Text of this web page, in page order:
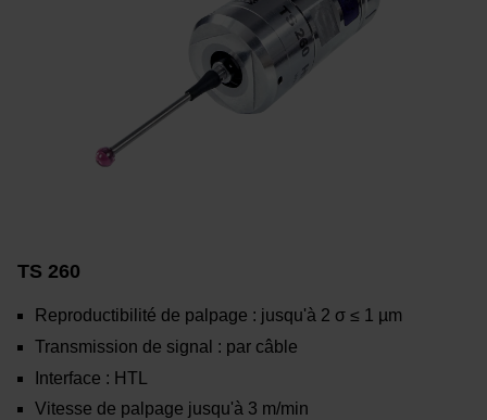
TS 260
Reproductibilité de palpage : jusqu'à 2 σ ≤ 1 µm
Transmission de signal : par câble
Interface : HTL
Vitesse de palpage jusqu'à 3 m/min